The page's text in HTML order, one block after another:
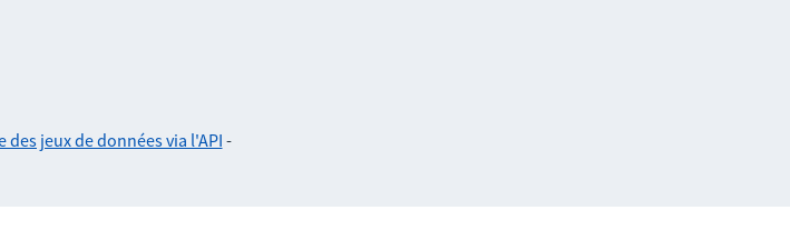
des jeux de données via l'API -